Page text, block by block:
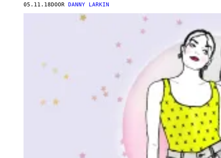
05.11.18DOOR DANNY LARKIN